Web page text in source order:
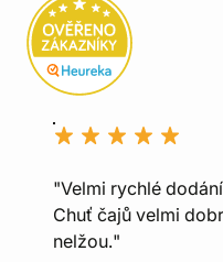
"Velmi rychlé
Chuť čajů velmi
nelžou."